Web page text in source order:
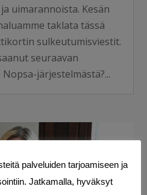
uimarannoista. Kesän
taklata tässä
sulkeutumisviestit.
seuraavan
järjestelmästä?...
palveluiden tarjoamiseen ja
Jatkamalla, hyväksyt